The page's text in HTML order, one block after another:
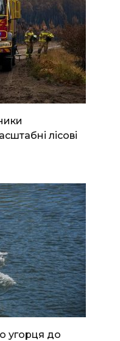
лісові
угорця до